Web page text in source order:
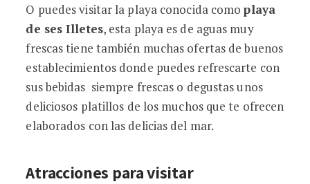
O puedes visitar la playa conocida comoplaya
de ses Illetes, esta playa es de aguas muy
frescas tiene también muchas ofertas de buenos
establecimientos donde puedes refrescarte con
sus bebidas siempre frescas o degustas unos
deliciosos platillos de los muchos que te ofrecen
elaborados con las delicias del mar.
Atracciones para visitar